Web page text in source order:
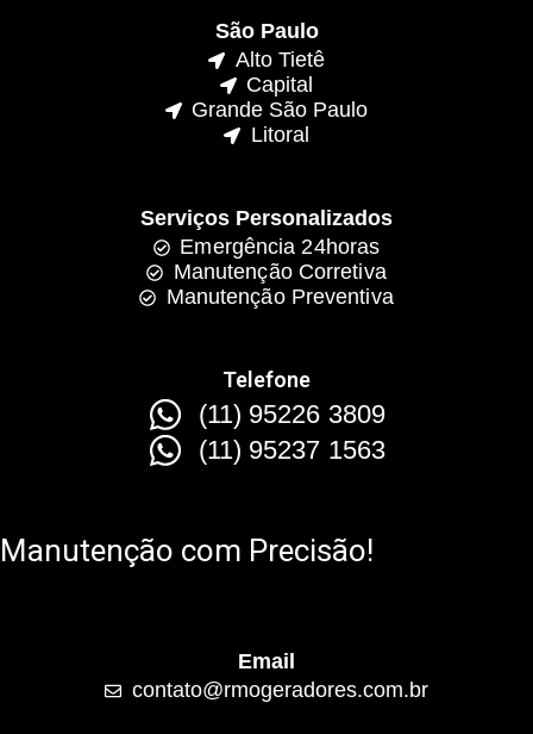
São Paulo
Alto Tietê
Capital
Grande São Paulo
Litoral
Serviços Personalizados
Emergência 24horas
Manutenção Corretiva
Manutenção Preventiva
Telefone
(11) 95226 3809
(11) 95237 1563
Manutenção com Precisão!
Email
contato@rmogeradores.com.br